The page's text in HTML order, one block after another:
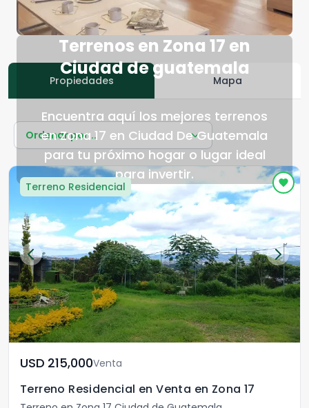
Terrenos en Zona 17 en
Ciudad de guatemala
Encuentra aquí los mejores terrenos
en Zona 17 en Ciudad De Guatemala
para tu próximo hogar o lugar ideal
para invertir.
Propiedades Mapa
Ordenar por...
Terreno Residencial
USD	215,000Venta
Terreno Residencial en Venta en Zona 17